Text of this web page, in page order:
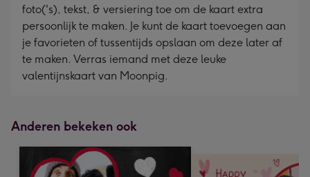
foto('s), tekst, & versiering toe om de kaart extra
persoonlijk te maken. Je kunt de kaart toevoegen aan
je favorieten of tussentijds opslaan om deze later af
te maken. Verras iemand met deze leuke
valentijnskaart van Moonpig.
Anderen bekeken ook